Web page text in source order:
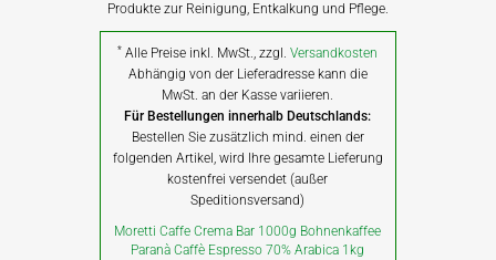
Produkte zur Reinigung, Entkalkung und Pflege.
* Alle Preise inkl. MwSt., zzgl.Versandkosten
Abhängig von der Lieferadresse kann die
MwSt. an der Kasse variieren.
Für Bestellungen innerhalb Deutschlands:
Bestellen Sie zusätzlich mind. einen der
folgenden Artikel, wird Ihre gesamte Lieferung
kostenfrei versendet (außer
Speditionsversand)
Moretti Caffe Crema Bar 1000g Bohnenkaffee
Paranà Caffè Espresso 70% Arabica 1kg